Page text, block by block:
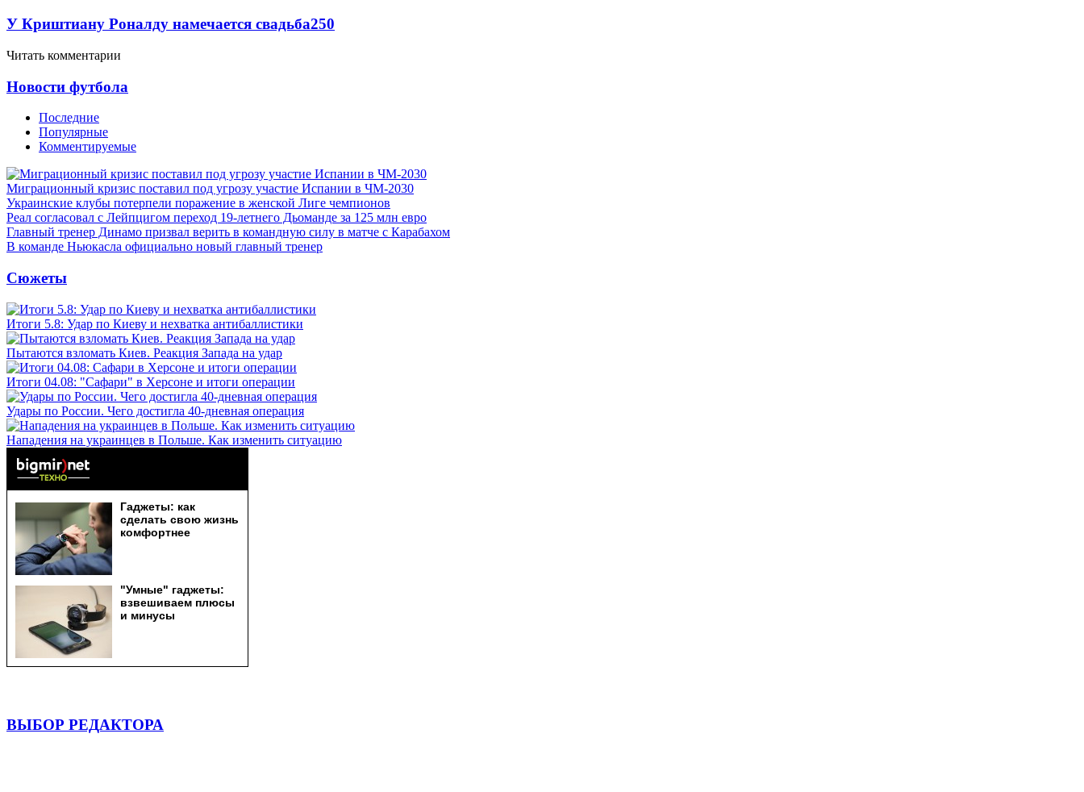
У Криштиану Роналду намечается свадьба250
Читать комментарии
Новости футбола
Последние
Популярные
Комментируемые
Миграционный кризис поставил под угрозу участие Испании в ЧМ-2030
Украинские клубы потерпели поражение в женской Лиге чемпионов
Реал согласовал с Лейпцигом переход 19-летнего Дьоманде за 125 млн евро
Главный тренер Динамо призвал верить в командную силу в матче с Карабахом
В команде Ньюкасла официально новый главный тренер
Сюжеты
Итоги 5.8: Удар по Киеву и нехватка антибаллистики
Пытаются взломать Киев. Реакция Запада на удар
Итоги 04.08: "Сафари" в Херсоне и итоги операции
Удары по России. Чего достигла 40-дневная операция
Нападения на украинцев в Польше. Как изменить ситуацию
ВЫБОР РЕДАКТОРА